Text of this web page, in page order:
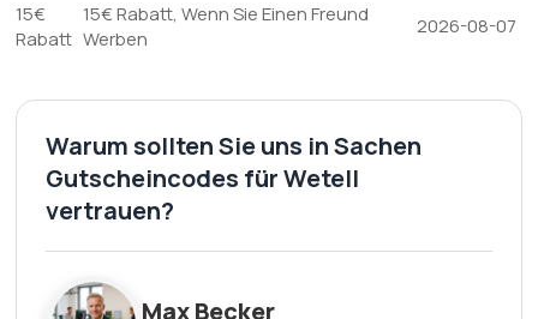
15€
Rabatt
15€ Rabatt, Wenn Sie Einen Freund
Werben
2026-08-07
Warum sollten Sie uns in Sachen
Gutscheincodes für Wetell
vertrauen?
Max Becker